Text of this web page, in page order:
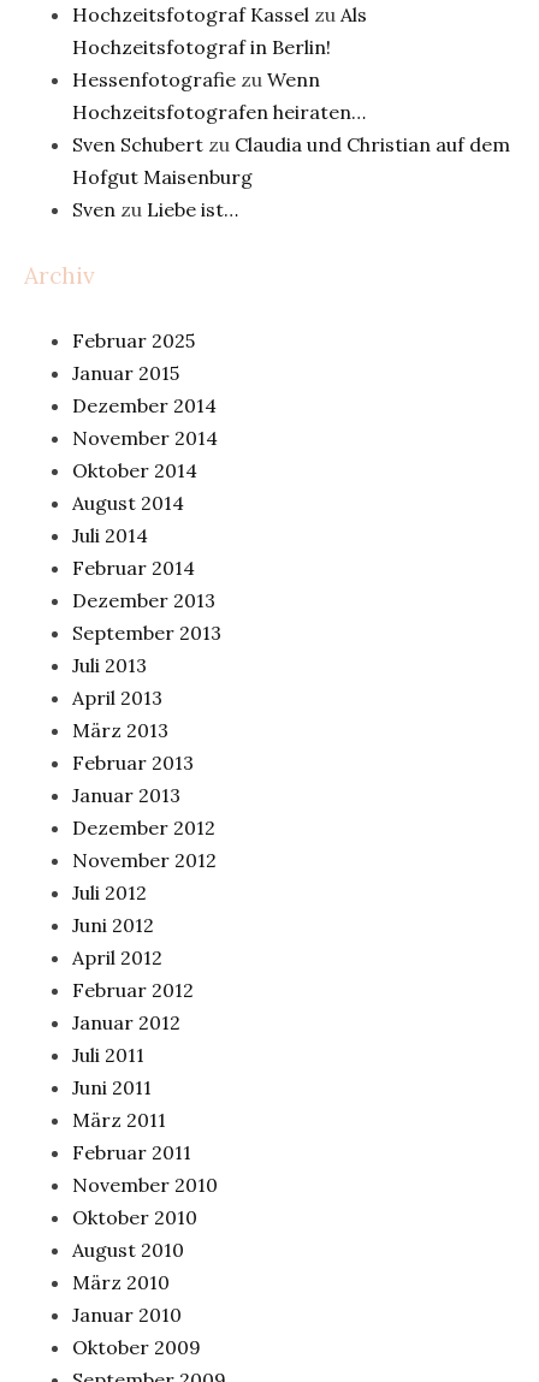
Hochzeitsfotograf Kassel zu Als
Hochzeitsfotograf in Berlin!
Hessenfotografie zu Wenn
Hochzeitsfotografen heiraten…
Sven Schubert zu Claudia und Christian auf dem
Hofgut Maisenburg
Sven zu Liebe ist…
Archiv
Februar 2025
Januar 2015
Dezember 2014
November 2014
Oktober 2014
August 2014
Juli 2014
Februar 2014
Dezember 2013
September 2013
Juli 2013
April 2013
März 2013
Februar 2013
Januar 2013
Dezember 2012
November 2012
Juli 2012
Juni 2012
April 2012
Februar 2012
Januar 2012
Juli 2011
Juni 2011
März 2011
Februar 2011
November 2010
Oktober 2010
August 2010
März 2010
Januar 2010
Oktober 2009